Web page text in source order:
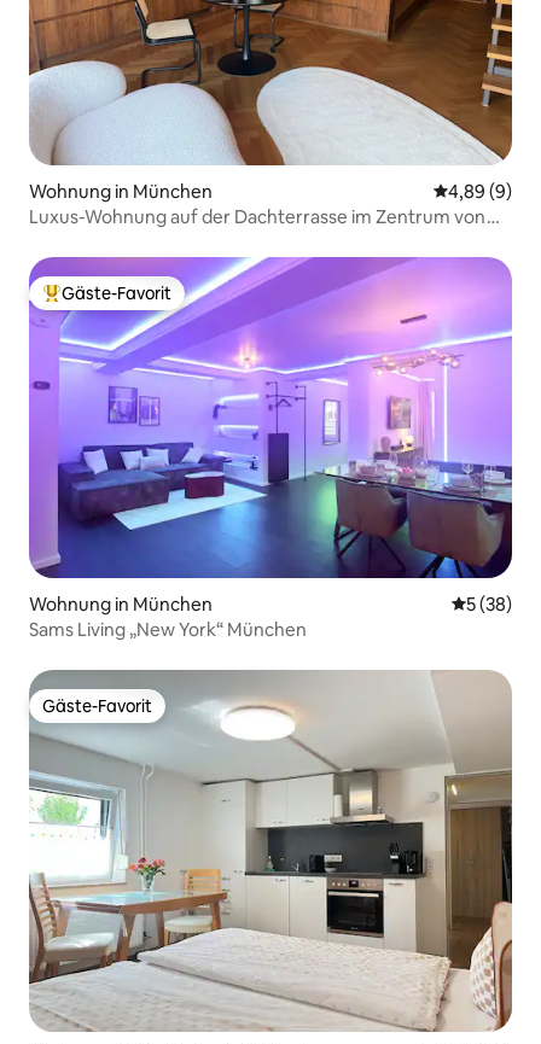
Wohnung in München
4,89 (9)
Luxus-Wohnung auf der Dachterrasse im Zentrum von
Beliebter Gäste-Favorit.
Gäste-Favorit
Wohnung in München
5 (38)
Sams Living „New York“ München
Gäste-Favorit
Gäste-Favorit